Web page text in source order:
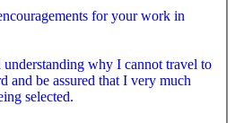
for your work in
why I cannot travel to
and be assured that I very much
selected.